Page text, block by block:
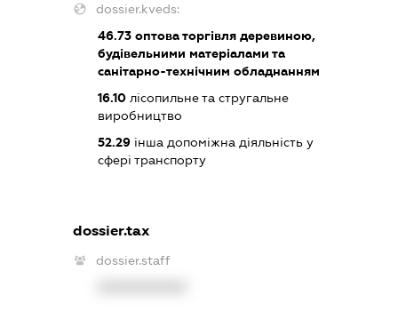
dossier.kveds:
46.73оптова торгівля деревиною,
будівельними матеріалами та
санітарно-технічним обладнанням
16.10лісопильне та стругальне
виробництво
52.29інша допоміжна діяльність у
сфері транспорту
dossier.tax
dossier.staff